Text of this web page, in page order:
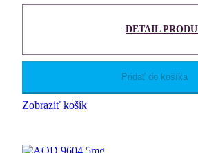
DETAIL
Pridať do košíka
Zobraziť košík